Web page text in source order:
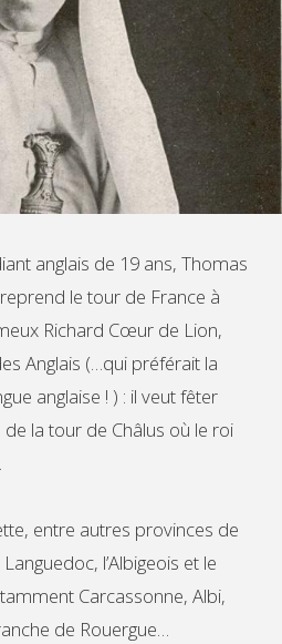
anglais de 19 ans, Thomas
le tour de France à
Richard Cœur de Lion,
Anglais (…qui préférait la
anglaise ! ) : il veut fêter
de la tour de Châlus où le roi
entre autres provinces de
l’Albigeois et le
Carcassonne, Albi,
de Rouergue…